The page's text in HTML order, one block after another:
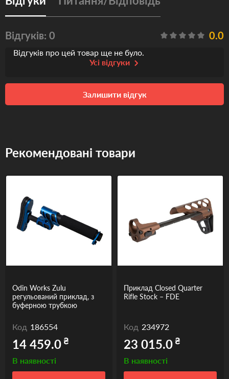
Відгуків: 0 0.0
Відгуків про цей товар ще не було.
Усі відгуки
Залишити відгук
Рекомендовані товари
Odin Works Zulu
регульований приклад, з
буферною трубкою
Код 186554
14 459.0₴
В наявності
Приклад Closed Quarter
Rifle Stock – FDE
Код 234972
23 015.0₴
В наявності